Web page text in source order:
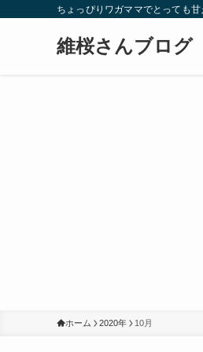
ちょっぴりワガママでとっても
維桜さんブログ
ホーム 2020年 10月